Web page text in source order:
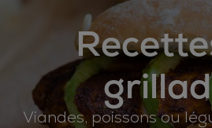
Viandes, poissons ou